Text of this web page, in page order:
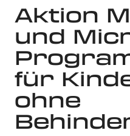
Aktion
und
für
ohne